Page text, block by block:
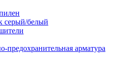
серый/белый
предохранительная арматура